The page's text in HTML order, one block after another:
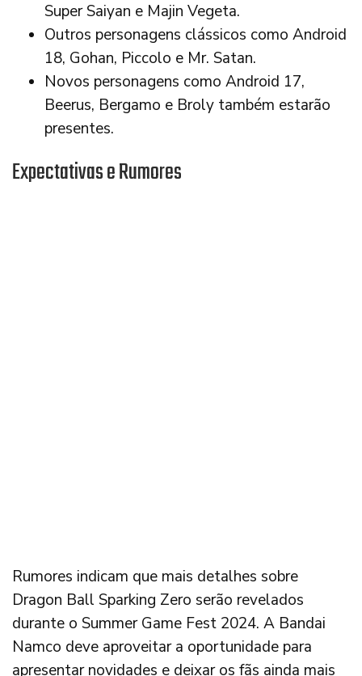
Super Saiyan e Majin Vegeta.
Outros personagens clássicos como Android
18, Gohan, Piccolo e Mr. Satan.
Novos personagens como Android 17,
Beerus, Bergamo e Broly também estarão
presentes.
Expectativas e Rumores
Rumores indicam que mais detalhes sobre
Dragon Ball Sparking Zero serão revelados
durante o Summer Game Fest 2024. A Bandai
Namco deve aproveitar a oportunidade para
apresentar novidades e deixar os fãs ainda mais